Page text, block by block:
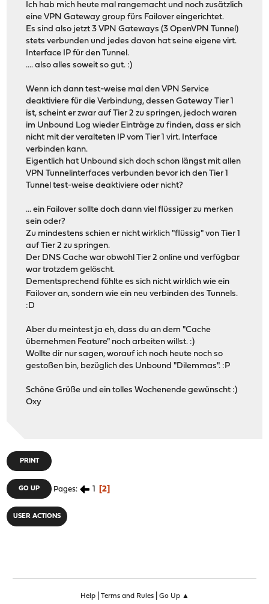
Ich hab mich heute mal rangemacht und noch zusätzlich
eine VPN Gateway group fürs Failover eingerichtet.
Es sind also jetzt 3 VPN Gateways (3 OpenVPN Tunnel)
stets verbunden und jedes davon hat seine eigene virt.
Interface IP für den Tunnel.
.... also alles soweit so gut. :)
Wenn ich dann test-weise mal den VPN Service
deaktiviere für die Verbindung, dessen Gateway Tier 1
ist, scheint er zwar auf Tier 2 zu springen, jedoch waren
im Unbound Log wieder Einträge zu finden, dass er sich
nicht mit der veralteten IP vom Tier 1 virt. Interface
verbinden kann.
Eigentlich hat Unbound sich doch schon längst mit allen
VPN Tunnelinterfaces verbunden bevor ich den Tier 1
Tunnel test-weise deaktiviere oder nicht?
... ein Failover sollte doch dann viel flüssiger zu merken
sein oder?
Zu mindestens schien er nicht wirklich "flüssig" von Tier 1
auf Tier 2 zu springen.
Der DNS Cache war obwohl Tier 2 online und verfügbar
war trotzdem gelöscht.
Dementsprechend fühlte es sich nicht wirklich wie ein
Failover an, sondern wie ein neu verbinden des Tunnels.
:D
Aber du meintest ja eh, dass du an dem "Cache
übernehmen Feature" noch arbeiten willst. :)
Wollte dir nur sagen, worauf ich noch heute noch so
gestoßen bin, bezüglich des Unbound "Dilemmas". :P
Schöne Grüße und ein tolles Wochenende gewünscht :)
Oxy
PRINT
GO UP Pages 1 2
USER ACTIONS
Help| Terms and Rules| Go Up ▲